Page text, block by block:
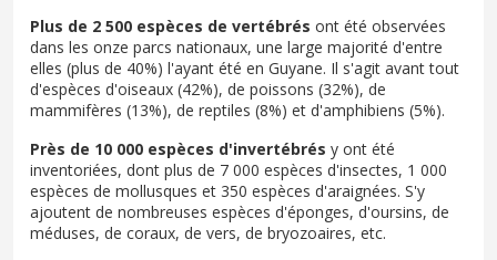
Plus de 2 500 espèces de vertébrés ont été observées
dans les onze parcs nationaux, une large majorité d'entre
elles (plus de 40%) l'ayant été en Guyane. Il s'agit avant tout
d'espèces d'oiseaux (42%), de poissons (32%), de
mammifères (13%), de reptiles (8%) et d'amphibiens (5%).
Près de 10 000 espèces d'invertébrés y ont été
inventoriées, dont plus de 7 000 espèces d'insectes, 1 000
espèces de mollusques et 350 espèces d'araignées. S'y
ajoutent de nombreuses espèces d'éponges, d'oursins, de
méduses, de coraux, de vers, de bryozoaires, etc.